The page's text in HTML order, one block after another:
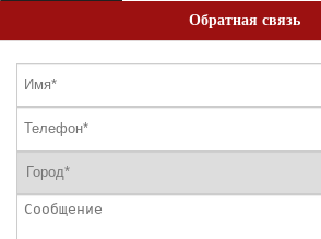
Обратная связь